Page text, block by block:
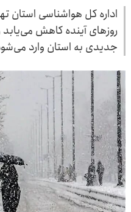
اداره کل هواشناسی استان
روزهای آینده کاهش می‌یابد
جدیدی به استان وارد